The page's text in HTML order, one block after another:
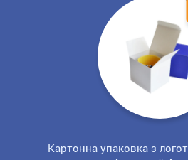
Картонна упаковка з